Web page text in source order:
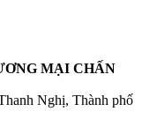
MẠI CHẤN
Nghị, Thành phố